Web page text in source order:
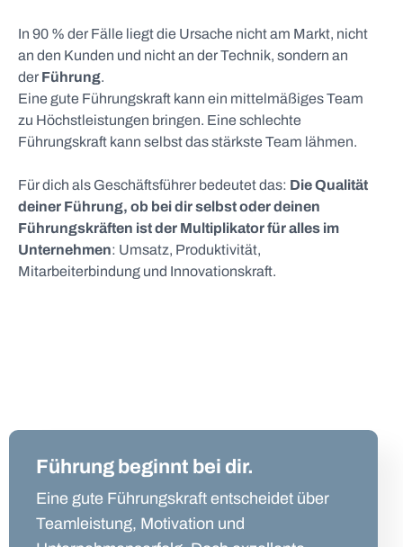
In 90 % der Fälle liegt die Ursache nicht am Markt, nicht
an den Kunden und nicht an der Technik, sondern an
der Führung.
Eine gute Führungskraft kann ein mittelmäßiges Team
zu Höchstleistungen bringen. Eine schlechte
Führungskraft kann selbst das stärkste Team lähmen.
Für dich als Geschäftsführer bedeutet das: Die Qualität
deiner Führung, ob bei dir selbst oder deinen
Führungskräften ist der Multiplikator für alles im
Unternehmen: Umsatz, Produktivität,
Mitarbeiterbindung und Innovationskraft.
Führung beginnt bei dir.
Eine gute Führungskraft entscheidet über
Teamleistung, Motivation und